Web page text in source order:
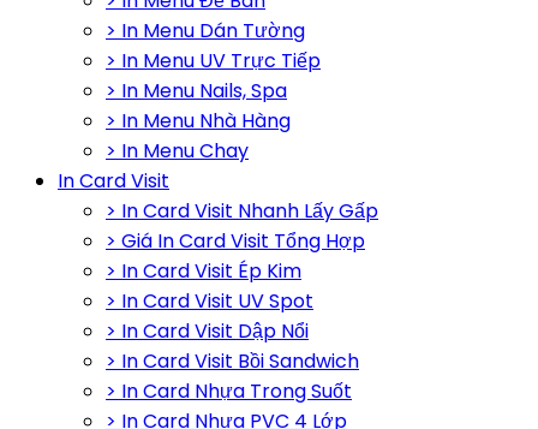
> In Menu Dán Tường
> In Menu UV Trực Tiếp
> In Menu Nails, Spa
> In Menu Nhà Hàng
> In Menu Chay
In Card Visit
> In Card Visit Nhanh Lấy Gấp
> Giá In Card Visit Tổng Hợp
> In Card Visit Ép Kim
> In Card Visit UV Spot
> In Card Visit Dập Nổi
> In Card Visit Bồi Sandwich
> In Card Nhựa Trong Suốt
> In Card Nhựa PVC 4 Lớp